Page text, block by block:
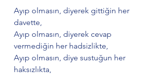
Ayıp olmasın, diyerek gittiğin her
davette,
Ayıp olmasın, diyerek cevap
vermediğin her hadsizlikte,
Ayıp olmasın, diye sustuğun her
haksızlıkta,